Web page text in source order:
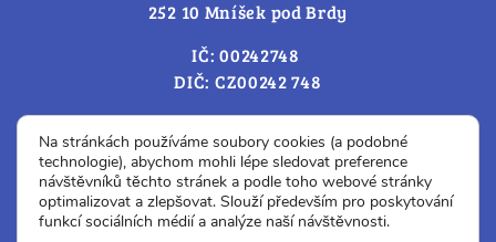
252 10 Mníšek pod Brdy
IČ: 00242748
DIČ: CZ00242 748
Cookies – změna souhlasu
Prohlášení o přístupnosti
Na stránkách používáme soubory cookies (a podobné
technologie), abychom mohli lépe sledovat preference
návštěvníků těchto stránek a podle toho webové stránky
optimalizovat a zlepšovat. Slouží především pro poskytování
funkcí sociálních médií a analýze naší návštěvnosti.